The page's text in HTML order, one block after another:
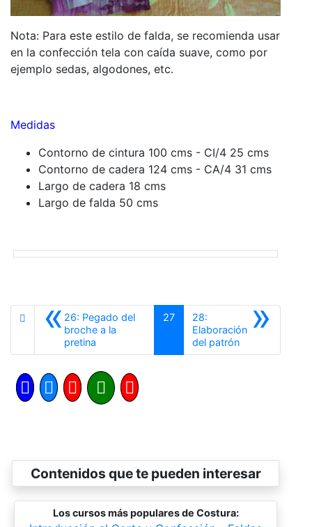
Nota: Para este estilo de falda, se recomienda usar
en la confección tela con caída suave, como por
ejemplo sedas, algodones, etc.
Medidas
Contorno de cintura 100 cms - CI/4 25 cms
Contorno de cadera 124 cms - CA/4 31 cms
Largo de cadera 18 cms
Largo de falda 50 cms
«26: Pegado del
broche a la
pretina
27 »
28:
Elaboración
del patrónSiguiente
Contenidos que te pueden interesar
Los cursos más populares de Costura: